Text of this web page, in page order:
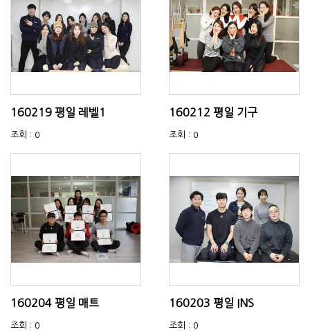
160219 평일 레벨1
조회 : 0
160212 평일 기구
조회 : 0
160204 평일 매트
조회 : 0
160203 평일 INS
조회 : 0